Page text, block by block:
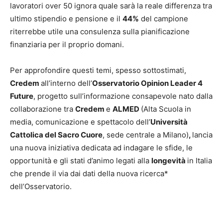
lavoratori over 50 ignora quale sarà la reale differenza tra
ultimo stipendio e pensione e il 44% del campione
riterrebbe utile una consulenza sulla pianificazione
finanziaria per il proprio domani.
Per approfondire questi temi, spesso sottostimati,
Credem all’interno dell’Osservatorio Opinion Leader 4
Future, progetto sull’informazione consapevole nato dalla
collaborazione tra Credem e ALMED (Alta Scuola in
media, comunicazione e spettacolo dell’Università
Cattolica del Sacro Cuore, sede centrale a Milano), lancia
una nuova iniziativa dedicata ad indagare le sfide, le
opportunità e gli stati d’animo legati alla longevità in Italia
che prende il via dai dati della nuova ricerca*
dell’Osservatorio.